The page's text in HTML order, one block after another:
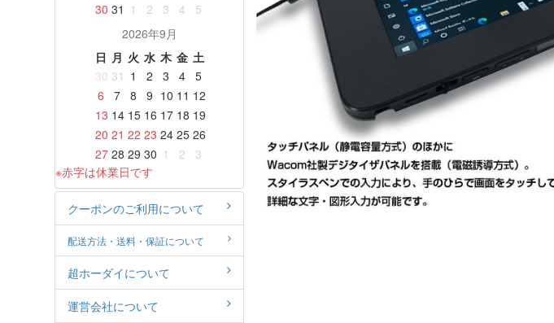
30 31 1 2 3 4
5
2026年9月
日 月 火 水 木 金 土
30 31 1 2 3 4
5
6
7 8 9 10 11 12
13 14 15 16 17 18 19
20 21 22 23 24 25 26
27 28 29 30 1 2
3
※赤字は休業日です
クーポンのご利用について
配送方法・送料・保証について
超ホーダイについて
運営会社について